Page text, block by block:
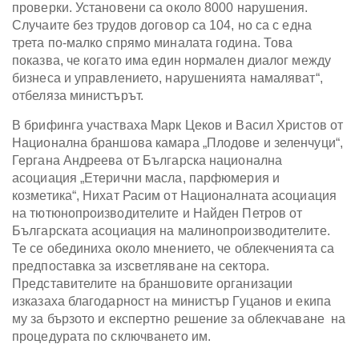
проверки. Установени са около 8000 нарушения.
Случаите без трудов договор са 104, но са с една
трета по-малко спрямо миналата година. Това
показва, че когато има един нормален диалог между
бизнеса и управлението, нарушенията намаляват“,
отбеляза министърът.
В брифинга участваха Марк Цеков и Васил Христов от
Национална браншова камара „Плодове и зеленчуци“,
Гергана Андреева от Българска национална
асоциация „Етерични масла, парфюмерия и
козметика“, Нихат Расим от Националната асоциация
на тютюнопроизводителите и Найден Петров от
Българската асоциация на малинопроизводителите.
Те се обединиха около мнението, че облекченията са
предпоставка за изсветляване на сектора.
Представителите на браншовите организации
изказаха благодарност на министър Гуцанов и екипа
му за бързото и експертно решение за облекчаване на
процедурата по сключването им.